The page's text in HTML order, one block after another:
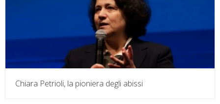
Chiara Petrioli, la pioniera degli abissi